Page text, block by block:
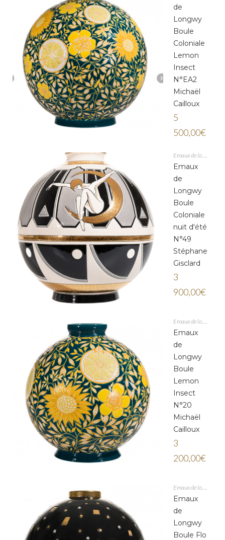
de
Longwy
Boule
Coloniale
Lemon
Insect
N°EA2
Michaël
Cailloux
5
500,00€
Emaux
de
Longwy
Boule
Coloniale
nuit d'été
N°49
Stéphane
Gisclard
3
900,00€
Emaux
de
Longwy
Boule
Lemon
Insect
N°20
Michaël
Cailloux
3
200,00€
Emaux
de
Longwy
Boule Flo